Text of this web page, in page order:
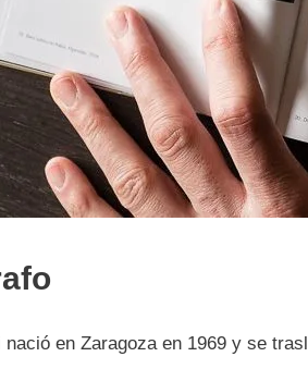
nació en Zaragoza en 1969 y se